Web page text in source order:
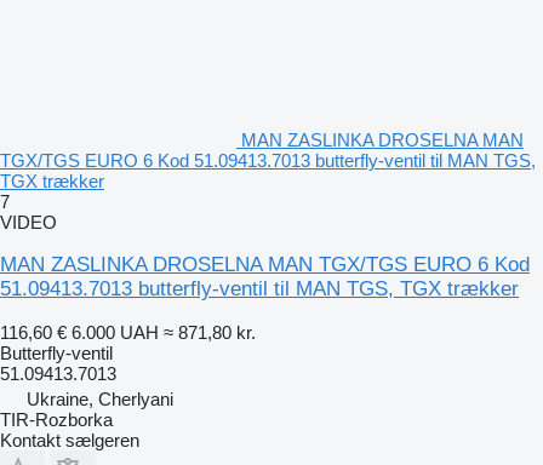
MAN ZASLINKA DROSELNA MAN
TGX/TGS EURO 6 Kod 51.09413.7013 butterfly-ventil til MAN TGS,
TGX trækker
7
VIDEO
MAN ZASLINKA DROSELNA MAN TGX/TGS EURO 6 Kod
51.09413.7013 butterfly-ventil til MAN TGS, TGX trækker
116,60 € 6.000 UAH ≈ 871,80 kr.
Butterfly-ventil
51.09413.7013
Ukraine, Cherlyani
TIR-Rozborka
Kontakt sælgeren